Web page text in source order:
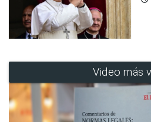
Video más